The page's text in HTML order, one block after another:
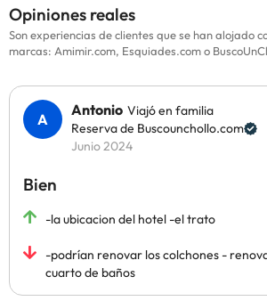
Opiniones reales
Son experiencias de clientes que se han alojado
marcas: Amimir.com, Esquiades.com o
Antonio Viajó en familia
Reserva de Buscounchollo.com
Junio 2024
Bien
-la ubicacion del hotel -el trato
-podrían renovar los colchones -
cuarto de baños